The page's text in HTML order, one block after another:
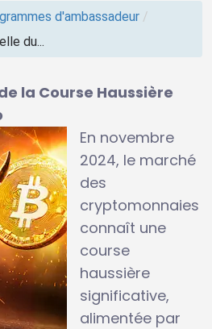
d'ambassadeur /
du...
la Course Haussière
En novembre
2024, le marché
des
cryptomonnaies
connaît une
course
haussière
significative,
alimentée par